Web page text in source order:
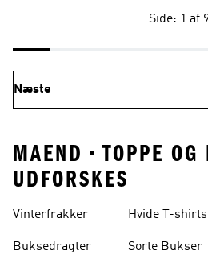
Side: 1 af
Næste
MAEND • TOPPE OG
UDFORSKES
Vinterfrakker
Buksedragter
Hvide T-shirts
Sorte Bukser